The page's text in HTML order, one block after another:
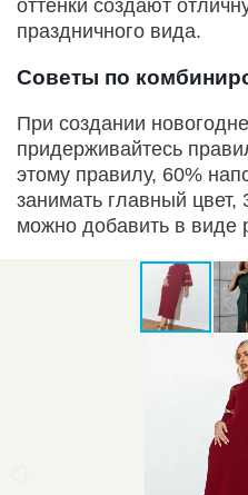
оттенки создают
праздничного вида.
Советы по
При создании
придерживайтесь
этому правилу, 60%
занимать главный
можно добавить в виде